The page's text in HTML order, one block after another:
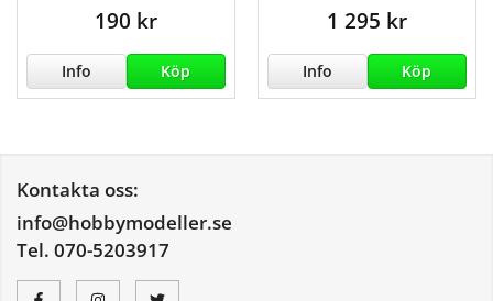
190 kr
Info Köp
1 295 kr
Info Köp
Kontakta oss:
info@hobbymodeller.se
Tel. 070-5203917